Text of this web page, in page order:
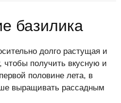
базилика
долго растущая и
чтобы получить вкусную и
половине лета, в
выращивать рассадным